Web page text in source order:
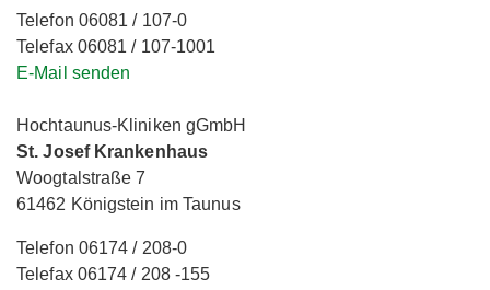
Telefon 06081 / 107-0
Telefax 06081 / 107-1001
E-Mail senden
Hochtaunus-Kliniken gGmbH
St. Josef Krankenhaus
Woogtalstraße 7
61462 Königstein im Taunus
Telefon 06174 / 208-0
Telefax 06174 / 208 -155